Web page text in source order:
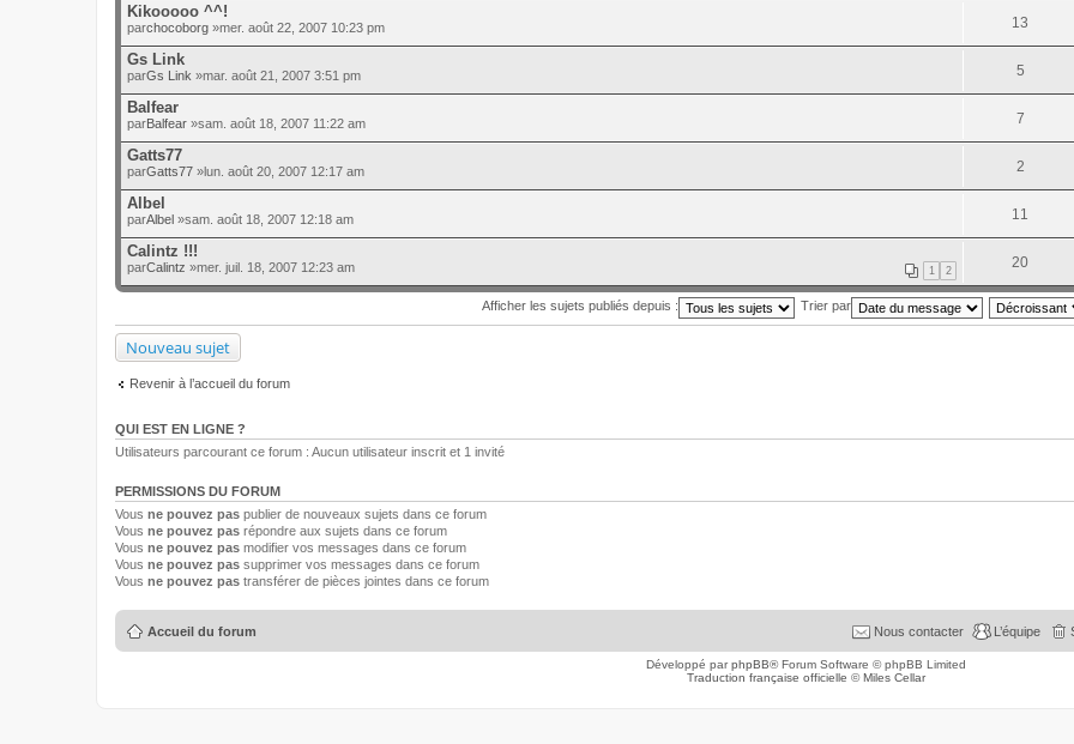
Kikooooo ^^!
parchocoborg »mer. août 22, 2007 10:23 pm 13
Gs Link
parGs Link »mar. août 21, 2007 3:51 pm 5
Balfear
parBalfear »sam. août 18, 2007 11:22 am 7
Gatts77
parGatts77 »lun. août 20, 2007 12:17 am 2
Albel
parAlbel »sam. août 18, 2007 12:18 am 11
Calintz !!!
1 2
parCalintz »mer. juil. 18, 2007 12:23 am 20
Afficher les sujets publiés depuis : Trier par
Nouveau sujet
Revenir à l’accueil du forum
QUI EST EN LIGNE ?
Utilisateurs parcourant ce forum : Aucun utilisateur inscrit et 1 invité
PERMISSIONS DU FORUM
Vous ne pouvez pas publier de nouveaux sujets dans ce forum
Vous ne pouvez pas répondre aux sujets dans ce forum
Vous ne pouvez pas modifier vos messages dans ce forum
Vous ne pouvez pas supprimer vos messages dans ce forum
Vous ne pouvez pas transférer de pièces jointes dans ce forum
Accueil du forum L’équipe
Nous contacter
Développé parphpBB® Forum Software © phpBB Limited
Traduction française officielle ©Miles Cellar